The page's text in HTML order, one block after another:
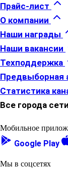
Прайс-лист
О компании
Наши награды
Наши вакансии
Техподдержка
Предвыборная
Статистика
Все города сети
Мобильное
Google Play
Мы в соцсетях